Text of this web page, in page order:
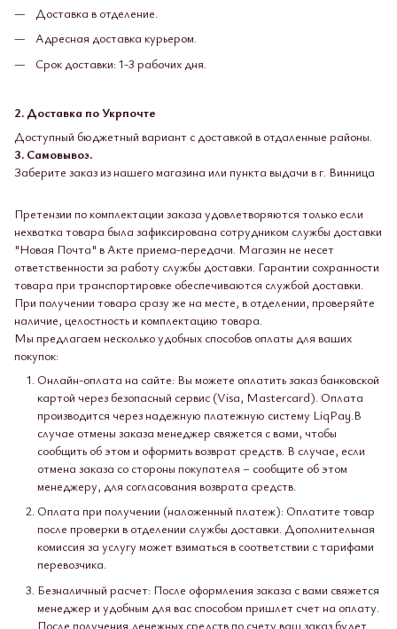
Доставка в отделение.
Адресная доставка курьером.
Срок доставки: 1-3 рабочих дня.
2. Доставка по Укрпочте
Доступный бюджетный вариант с доставкой в ​​отдаленные районы.
3. Самовывоз.
Заберите заказ из нашего магазина или пункта выдачи в г. Винница
Претензии по комплектации заказа удовлетворяются только если
нехватка товара была зафиксирована сотрудником службы доставки
"Новая Почта" в Акте приема-передачи. Магазин не несет
ответственности за работу службы доставки. Гарантии сохранности
товара при транспортировке обеспечиваются службой доставки.
При получении товара сразу же на месте, в отделении, проверяйте
наличие, целостность и комплектацию товара.
Мы предлагаем несколько удобных способов оплаты для ваших
покупок:
Онлайн-оплата на сайте: Вы можете оплатить заказ банковской
картой через безопасный сервис (Visa, Mastercard). Оплата
производится через надежную платежную систему LiqPay.В
случае отмены заказа менеджер свяжется с вами, чтобы
сообщить об этом и оформить возврат средств. В случае, если
отмена заказа со стороны покупателя – сообщите об этом
менеджеру, для согласования возврата средств.
Оплата при получении (наложенный платеж): Оплатите товар
после проверки в отделении службы доставки. Дополнительная
комиссия за услугу может взиматься в соответствии с тарифами
перевозчика.
Безналичный расчет: После оформления заказа с вами свяжется
менеджер и удобным для вас способом пришлет счет на оплату.
После получения денежных средств по счету ваш заказ будет